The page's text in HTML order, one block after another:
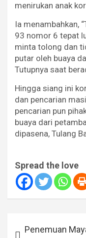
menirukan anak
Ia menambahkan,
93 nomor 6 tepat
minta tolong dan
putar oleh buaya
Tutupnya saat
Hingga siang ini
dan pencarian
pencarian pun
buaya dari
dipasena, Tulang
Spread the love
Penemuan